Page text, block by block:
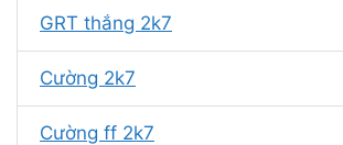
GRT thắng 2k7
Cường 2k7
Cường ff 2k7